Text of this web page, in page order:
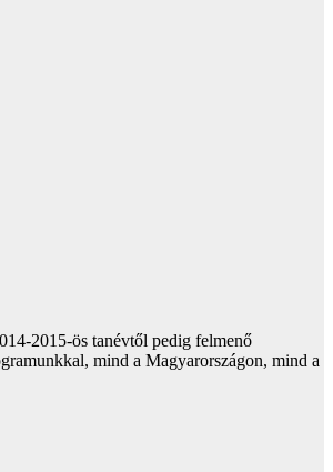
2015-ös tanévtől pedig felmenő
mind a Magyarországon, mind a